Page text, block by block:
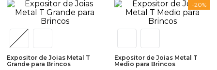
Expositor de Joias Metal T
Grande para Brincos
-20%
Expositor de Joias Metal T
Medio para Brincos
7º
sacolas
estojo